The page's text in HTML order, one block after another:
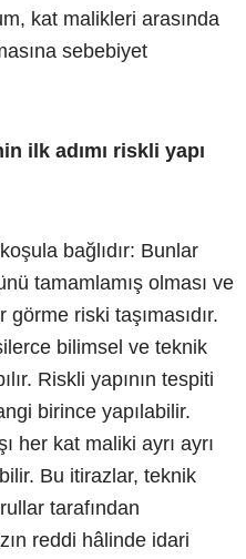
kat malikleri arasında
sebebiyet
ilk adımı riskli yapı
bağlıdır: Bunlar
tamamlamış olması ve
görme riski taşımasıdır.
bilimsel ve teknik
Riskli yapının tespiti
birince yapılabilir.
her kat maliki ayrı ayrı
Bu itirazlar, teknik
tarafından
reddi hâlinde idari